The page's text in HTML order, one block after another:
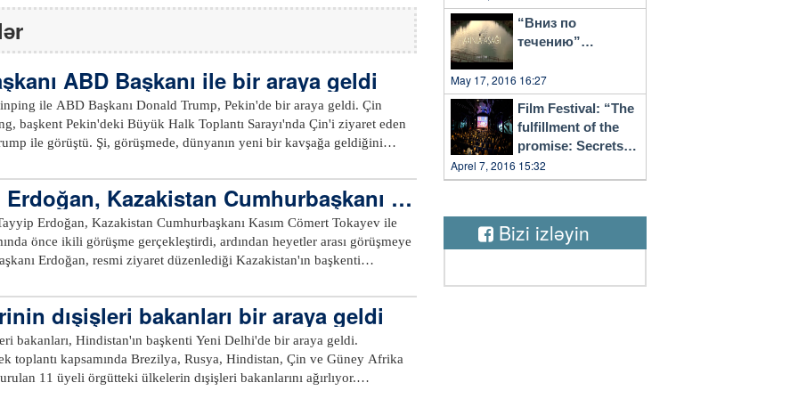
ABD Başkanı ile bir araya geldi
ile ABD Başkanı Donald Trump, Pekin'de bir araya geldi. Çin
başkent Pekin'deki Büyük Halk Toplantı Sarayı'nda Çin'i ziyaret eden
ile görüştü. Şi, görüşmede, dünyanın yeni bir kavşağa geldiğini
Küresel zorlukların üstesinden gelerek dünyaya daha fazla istikrar
mi? İki halkın refahına ve insanlığın geleceğine odaklanarak
gelecek yaratabilir mi? Bunlar, büyük ülke liderlerinin çağımız için
ile ABD arasındaki ortak çıkarların
olduğunu söyleyen Şi, iki ülkenin kendi başarılarının birbirleri için
ülkelerin doğru şekilde bir arada yaşamasının yolunu açmalıyız"
temenni ettiğini aktaran Şi, "Başkan Trump ile ikili ilişkilerimizi iyi şekilde
Çin-ABD ilişkilerinde geçmişten geleceğe uzanan tarihi ve dönüm
hazırız" diye konuştu. Cumhurbaşkanı Şi Cinping,
Erdoğan, Kazakistan Cumhurbaşkanı ile
Erdoğan, Kazakistan Cumhurbaşkanı Kasım Cömert Tokayev ile
önce ikili görüşme gerçekleştirdi, ardından heyetler arası görüşmeye
törenle karşılanan Cumhurbaşkanı Erdoğan, törenin ardından Tokayev
lider, baş başa görüşmenin ardından heyetler arası görüşmeye
görüşmede, Dişleri Bakanı Hakan Fidan, Milli Eğitim Bakanı Yusuf
Yaşar Güler, Sanayi Teknoloji Bakanı Mehmet Fatih Kacır, İletişim
AK Parti Genel Başkan Yardımcısı Kürşat Zorlu ve Binali Yıldırım da
dışişleri bakanları bir araya geldi
bakanları, Hindistan'ın başkenti Yeni Delhi'de bir araya geldi.
toplantı kapsamında Brezilya, Rusya, Hindistan, Çin ve Güney Afrika
11 üyeli örgütteki ülkelerin dışişleri bakanlarını ağırlıyor.
“Вниз по
течению”…
May 17, 2016 16:27
Film Festival: “The
fulfillment of the
promise: Secrets
of Vilnius”
Aprel 7, 2016 15:32
Bizi izləyin